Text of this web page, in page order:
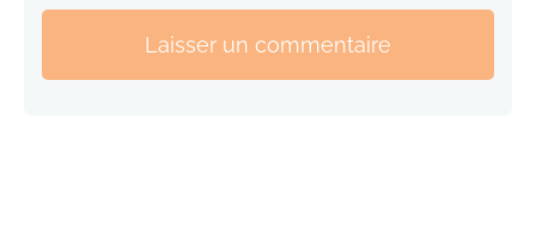
Laisser un commentaire